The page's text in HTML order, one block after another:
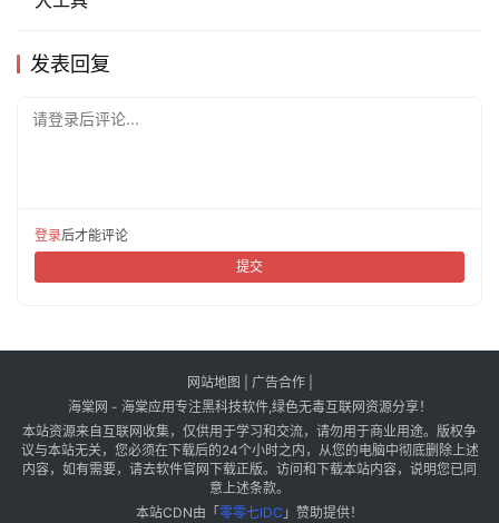
发表回复
请登录后评论...
登录后才能评论
提交
网站地图 广告合作|
海棠网 - 海棠应用专注黑科技软件,绿色无毒互联网资源分享！
本站资源来自互联网收集，仅供用于学习和交流，请勿用于商业用途。版权争
议与本站无关，您必须在下载后的24个小时之内，从您的电脑中彻底删除上述
内容，如有需要，请去软件官网下载正版。访问和下载本站内容，说明您已同
意上述条款。
本站CDN由「 零零七IDC 」赞助提供！